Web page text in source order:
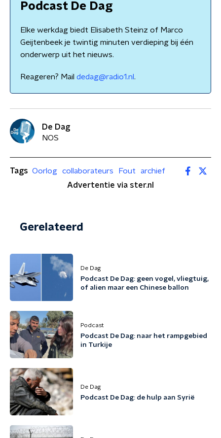
Podcast De Dag
Elke werkdag biedt Elisabeth Steinz of Marco
Geijtenbeek je twintig minuten verdieping bij één
onderwerp uit het nieuws.
Reageren? Mail dedag@radio1.nl .
De Dag
NOS
Tags Oorlog collaborateurs Fout
archief
Advertentie via ster.nl
Gerelateerd
De Dag
Podcast De Dag: geen vogel, vliegtuig,
of alien maar een Chinese ballon
Podcast
Podcast De Dag: naar het rampgebied
in Turkije
De Dag
Podcast De Dag: de hulp aan Syrië